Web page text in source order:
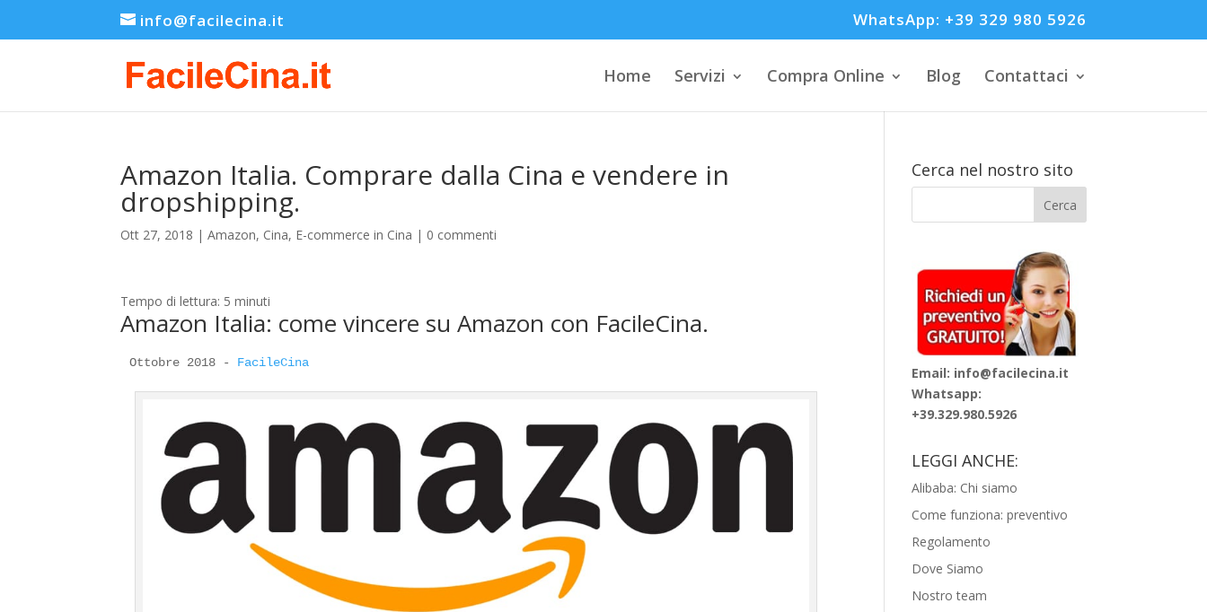
info@facilecina.it WhatsApp: +39 329 980 5926
Home Servizi Compra Online Blog Contattaci
Amazon Italia. Comprare dalla Cina e vendere in
dropshipping.
Ott 27, 2018 |Amazon, Cina, E-commerce in Cina | 0 commenti
Tempo di lettura: 5 minuti
Amazon Italia: come vincere su Amazon con FacileCina.
Ottobre 2018 - FacileCina
Cerca nel nostro sito
Email: info@facilecina.it
Whatsapp:
+39.329.980.5926
LEGGI ANCHE:
Alibaba: Chi siamo
Come funziona: preventivo
Regolamento
Dove Siamo
Nostro team